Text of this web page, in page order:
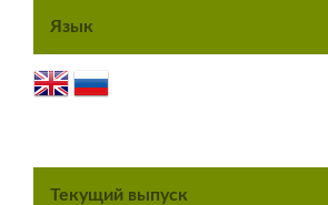
Язык
Текущий выпуск